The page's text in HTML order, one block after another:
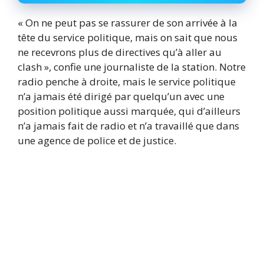
« On ne peut pas se rassurer de son arrivée à la
tête du service politique, mais on sait que nous
ne recevrons plus de directives qu’à aller au
clash », confie une journaliste de la station. Notre
radio penche à droite, mais le service politique
n’a jamais été dirigé par quelqu’un avec une
position politique aussi marquée, qui d’ailleurs
n’a jamais fait de radio et n’a travaillé que dans
une agence de police et de justice.